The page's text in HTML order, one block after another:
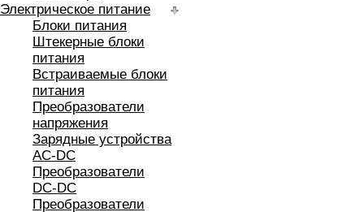
Электрическое питание
Блоки питания
Штекерные блоки
питания
Встраиваемые блоки
питания
Преобразователи
напряжения
Зарядные устройства
AC-DC
Преобразователи
DC-DC
Преобразователи